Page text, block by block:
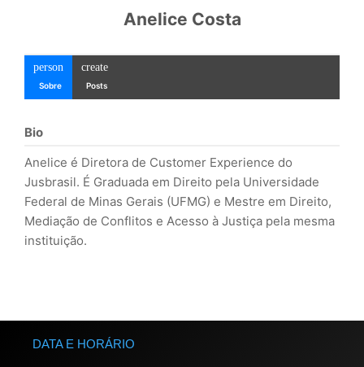
Anelice Costa
person
Sobre
create
Posts
Bio
Anelice é Diretora de Customer Experience do
Jusbrasil. É Graduada em Direito pela Universidade
Federal de Minas Gerais (UFMG) e Mestre em Direito,
Mediação de Conflitos e Acesso à Justiça pela mesma
instituição.
DATA E HORÁRIO